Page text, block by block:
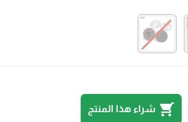
shopping_cart شراء هذا المنتج